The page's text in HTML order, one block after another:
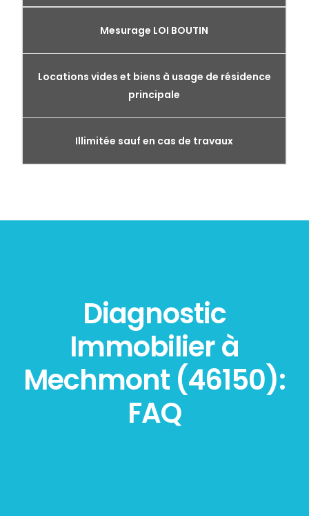
Mesurage LOI BOUTIN
Locations vides et biens à usage de résidence
principale
Illimitée sauf en cas de travaux
Diagnostic
Immobilier à
Mechmont (46150):
FAQ